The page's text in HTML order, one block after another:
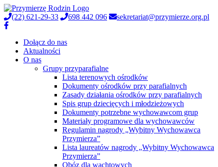
(22) 621-29-33 698 442 096 sekretariat@przymierze.org.pl
Dołącz do nas
Aktualności
O nas
Grupy przyparafialne
Lista terenowych ośrodków
Dokumenty ośrodków przy parafialnych
Zasady działania ośrodków przy parafialnych
Spis grup dziecięcych i młodzieżowych
Dokumenty potrzebne wychowawcom grup
Materiały programowe dla wychowawców
Regulamin nagrody „Wybitny Wychowawca
Przymierza”
Lista laureatów nagrody „Wybitny Wychowawca
Przymierza”
Obóz dla wachtowych